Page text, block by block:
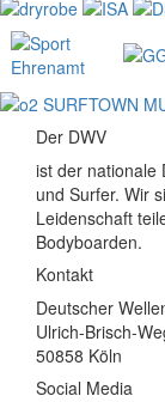
Der DWV
ist der nationale
und Surfer. Wir
Leidenschaft
Bodyboarden.
Kontakt
Deutscher
Ulrich-Brisch-
50858 Köln
Social Media